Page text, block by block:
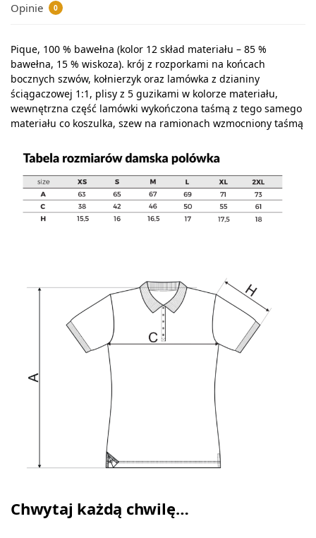
Opinie 0
Pique, 100 % bawełna (kolor 12 skład materiału – 85 %
bawełna, 15 % wiskoza). krój z rozporkami na końcach
bocznych szwów, kołnierzyk oraz lamówka z dzianiny
ściągaczowej 1:1, plisy z 5 guzikami w kolorze materiału,
wewnętrzna część lamówki wykończona taśmą z tego samego
materiału co koszulka, szew na ramionach wzmocniony taśmą
Chwytaj każdą chwilę…